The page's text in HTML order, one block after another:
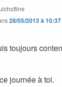
28/05/2013 à 10:37
toujours
journée à toi.